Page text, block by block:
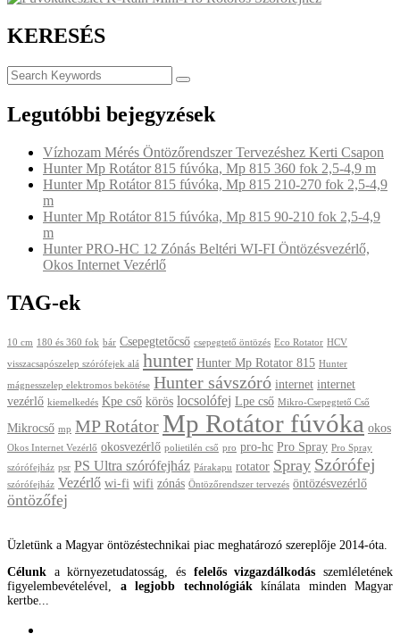
KERESÉS
Legutóbbi bejegyzések
Vízhozam Mérés Öntözőrendszer Tervezéshez Kerti Csapon
Hunter Mp Rotátor 815 fúvóka, Mp 815 360 fok 2,5-4,9 m
Hunter Mp Rotátor 815 fúvóka, Mp 815 210-270 fok 2,5-4,9
m
Hunter Mp Rotátor 815 fúvóka, Mp 815 90-210 fok 2,5-4,9
m
Hunter PRO-HC 12 Zónás Beltéri WI-FI Öntözésvezérlő,
Okos Internet Vezérlő
TAG-ek
10 cm 180 és 360 fok bár Csepegtetőcső csepegtető öntözés Eco Rotator HCV
visszacsapószelep szórófejek alá hunter Hunter Mp Rotator 815 Hunter
mágnesszelep elektromos bekötése Hunter sávszóró internet internet
vezérlő kiemelkedés Kpe cső körös locsolófej Lpe cső Mikro-Csepegtető Cső
Mikrocső mp MP Rotátor Mp Rotátor fúvóka okos
Okos Internet Vezérlő okosvezérlő polietilén cső pro pro-hc Pro Spray Pro Spray
szórófejház psr PS Ultra szórófejház Párakapu rotator Spray Szórófej
szórófejház Vezérlő wi-fi wifi zónás Öntözőrendszer tervezés öntözésvezérlő
öntözőfej
Üzletünk a Magyar öntözéstechnikai piac meghatározó szereplője 2014-óta.
Célunk a környezetudatosság, és felelős vizgazdálkodás szemléletének
figyelembevételével, a legjobb technológiákkínálata minden Magyar
kertbe...